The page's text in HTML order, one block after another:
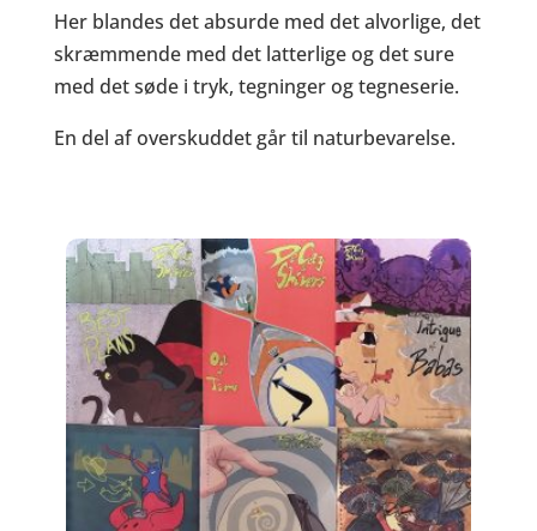
Her blandes det absurde med det alvorlige, det
skræmmende med det latterlige og det sure
med det søde i tryk, tegninger og tegneserie.
En del af overskuddet går til naturbevarelse.